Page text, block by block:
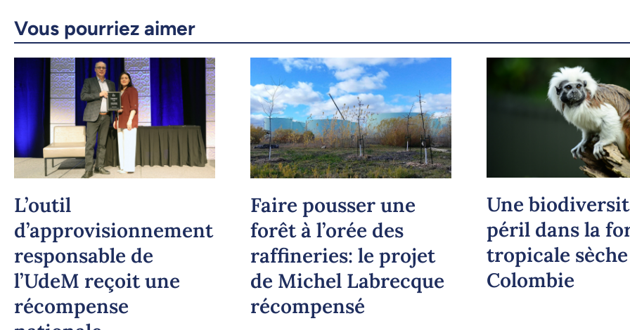
Vous pourriez aimer
L’outil
d’approvisionnement
responsable de
l’UdeM reçoit une
récompense
Faire pousser une
forêt à l’orée des
raffineries: le projet
de Michel Labrecque
récompensé
Une
péril dans la
tropicale
Colombie